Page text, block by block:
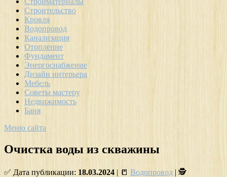
Строительство
Кровля
Водопровод
Канализация
Отопление
Фундамент
Энергоснабжение
Дизайн интерьера
Мебель
Советы мастеру
Недвижимость
Баня
Меню сайта
Очистка воды из скважины
✅ Дата публикации: 18.03.2024 | 📒 Водопровод | 🕵